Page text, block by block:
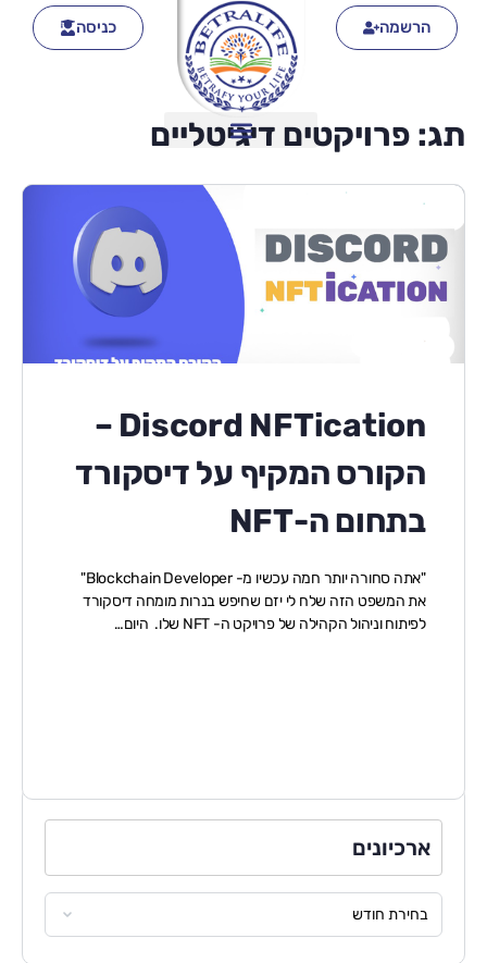
הרשמה כניסה
תג: פרויקטים דיגיטליים
Discord NFTication –
הקורס המקיף על דיסקורד
בתחום ה-NFT
"אתה סחורה יותר חמה עכשיו מ- Blockchain Developer"
את המשפט הזה שלח לי יזם שחיפש בנרות מומחה דיסקורד
לפיתוח וניהול הקהילה של פרויקט ה- NFT שלו. היום…
ארכיונים